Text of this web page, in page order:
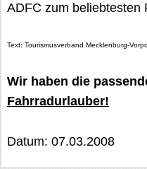
ADFC zum beliebtesten
Text: Tourismusverband Mecklenburg-
Wir haben die
Fahrradurlauber!
Datum: 07.03.2008